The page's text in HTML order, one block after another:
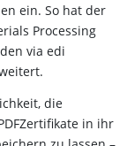
ein. So hat der
Processing
via edi
die
in ihr